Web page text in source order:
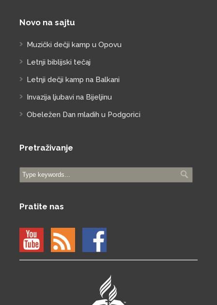
Novo na sajtu
Muzički dečji kamp u Opovu
Letnji biblijski tečaj
Letnji dečji kamp na Balkani
Invazija ljubavi na Bijeljinu
Obeležen Dan mladih u Podgorici
Pretraživanje
Pratite nas